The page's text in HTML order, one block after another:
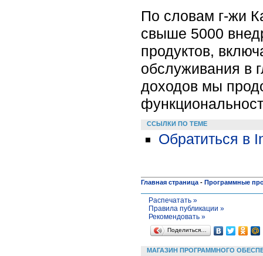
По словам г-жи
свыше 5000
продуктов,
обслуживания в
доходов мы
ССЫЛКИ ПО ТЕМЕ
Обратиться в
Главная страница - Программные
Распечатать »
Правила публикации »
Рекомендовать »
Поделиться…
МАГАЗИН ПРОГРАММНОГО